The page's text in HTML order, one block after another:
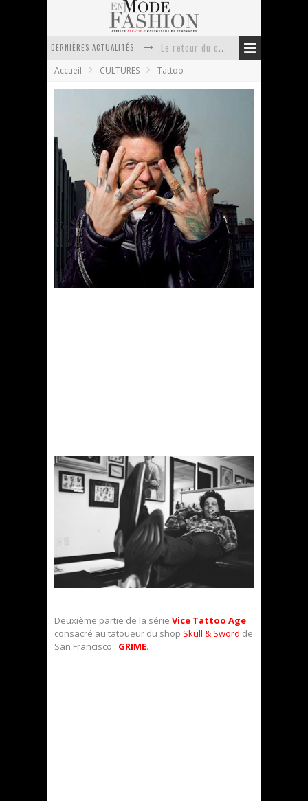
DERNIÈRES ACTUALITÉS
Le retour du cachemire version casual
Accueil CULTURES Tattoo
Vice Tattoo Age : GRIME part 2
En Mode Fashion 17 août 2011 Tattoo
Deuxième partie de la série Vice Tattoo Age
consacré au tatoueur du shop Skull & Sword de
San Francisco : GRIME.